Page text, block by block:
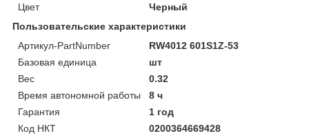
Цвет
Черный
Пользовательские характеристики
Артикул-PartNumber
RW4012 601S1Z-53
Базовая единица
шт
Вес
0.32
Время автономной работы
8 ч
Гарантия
1 год
Код НКТ
0200364669428